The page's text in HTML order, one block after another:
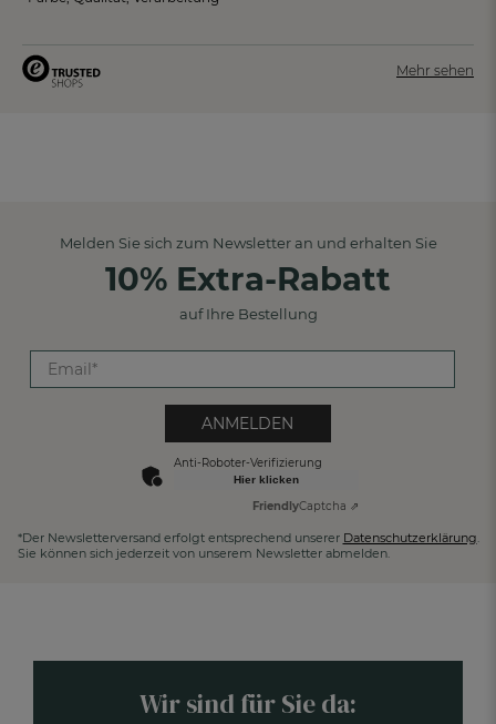
Mehr sehen
Melden Sie sich zum Newsletter an und erhalten Sie
10% Extra-Rabatt
auf Ihre Bestellung
ANMELDEN
Anti-Roboter-Verifizierung
Hier klicken
FriendlyCaptcha ⇗
*Der Newsletterversand erfolgt entsprechend unserer Datenschutzerklärung.
Sie können sich jederzeit von unserem Newsletter abmelden.
Wir sind für Sie da: